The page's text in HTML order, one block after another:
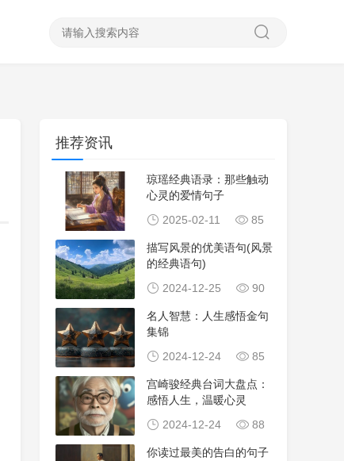
推荐资讯
琼瑶经典语录：那些触动
心灵的爱情句子
2025-02-11
85
描写风景的优美语句(风景
的经典语句)
2024-12-25
90
名人智慧：人生感悟金句
集锦
2024-12-24
85
宫崎骏经典台词大盘点：
感悟人生，温暖心灵
2024-12-24
88
你读过最美的告白的句子